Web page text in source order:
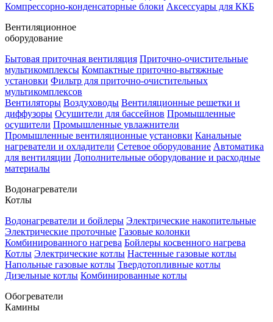
Компрессорно-конденсаторные блоки Аксессуары для ККБ
Вентиляционное
оборудование
Бытовая приточная вентиляция Приточно-очистительные
мультикомплексы Компактные приточно-вытяжные
установки Фильтр для приточно-очистительных
мультикомплексов
Вентиляторы Воздуховоды Вентиляционные решетки и
диффузоры Осушители для бассейнов Промышленные
осушители Промышленные увлажнители
Промышленные вентиляционные установки Канальные
нагреватели и охладители Сетевое оборудование Автоматика
для вентиляции Дополнительные оборудование и расходные
материалы
Водонагреватели
Котлы
Водонагреватели и бойлеры Электрические накопительные
Электрические проточные Газовые колонки
Комбинированного нагрева Бойлеры косвенного нагрева
Котлы Электрические котлы Настенные газовые котлы
Напольные газовые котлы Твердотопливные котлы
Дизельные котлы Комбинированные котлы
Обогреватели
Камины